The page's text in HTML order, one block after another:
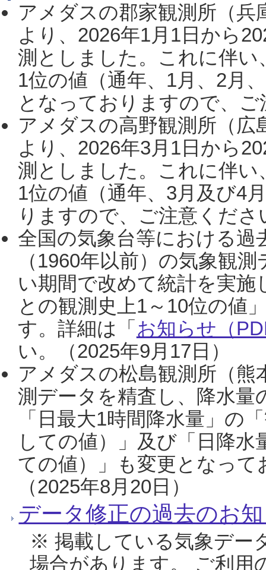
アメダスの郡家観測所（
より、2026年1月1日から
測としました。これに伴い
1位の値（通年、1月、2月
となっておりますので、
アメダスの高野観測所（
より、2026年3月1日から
測としました。これに伴い
1位の値（通年、3月及び4
りますので、ご注意くだ
全国の気象台等における過
（1960年以前）の気象観
い期間で改めて統計を実
との観測史上1～10位の値
す。詳細は「 お知らせ（
い。（2025年9月17日）
アメダスの松島観測所（熊
測データを精査し、降水
「日最大1時間降水量」の
しての値）」及び「日降
ての値）」も変更となっ
（2025年8月20日）
データ修正の過去のお
※ 掲載している気象デー
場合があります。 ご利用